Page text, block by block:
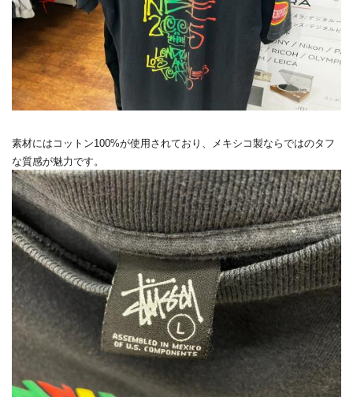
素材にはコットン100%が使用されており、メキシコ製ならではのタフ
な質感が魅力です。